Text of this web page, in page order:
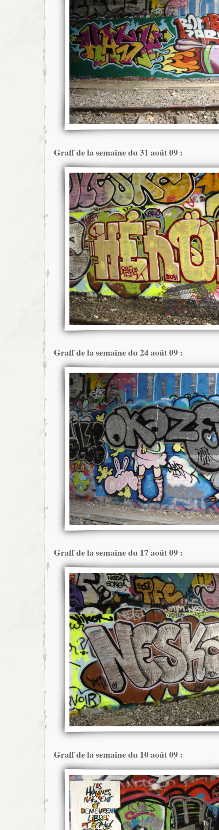
Graff de la semaine du 31 août 09 :
Graff de la semaine du 24 août 09 :
Graff de la semaine du 17 août 09 :
Graff de la semaine du 10 août 09 :